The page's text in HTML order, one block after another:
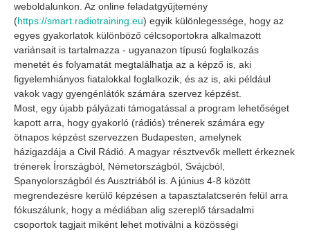
weboldalunkon. Az online feladatgyűjtemény
(https://smart.radiotraining.eu) egyik különlegessége, hogy az
egyes gyakorlatok különböző célcsoportokra alkalmazott
variánsait is tartalmazza - ugyanazon típusú foglalkozás
menetét és folyamatát megtalálhatja az a képző is, aki
figyelemhiányos fiatalokkal foglalkozik, és az is, aki például
vakok vagy gyengénlátók számára szervez képzést.
Most, egy újabb pályázati támogatással a program lehetőséget
kapott arra, hogy gyakorló (rádiós) trénerek számára egy
ötnapos képzést szervezzen Budapesten, amelynek
házigazdája a Civil Rádió. A magyar résztvevők mellett érkeznek
trénerek Írországból, Németországból, Svájcból,
Spanyolországból és Ausztriából is. A június 4-8 között
megrendezésre kerülő képzésen a tapasztalatcserén felül arra
fókuszálunk, hogy a médiában alig szereplő társadalmi
csoportok tagjait miként lehet motiválni a közösségi